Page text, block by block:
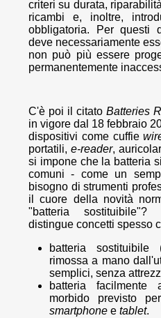
criteri su durata,
ricambi e, inoltre,
obbligatoria. Per questi
deve necessariamente
non può più essere
permanentemente
C'è poi il citato Batteries
in vigore dal 18 febbraio
dispositivi come cuffie
portatili,e-reader,
si impone che la batteria
comuni - come un
bisogno di strumenti
il cuore della novità
"batteria
distingue concetti spesso
batteria sostituibile
rimossa a mano
semplici, senza
batteria facilmente
morbido previsto
smartphone e tablet.